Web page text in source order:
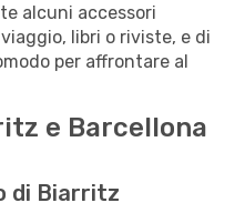
alcuni accessori
libri o riviste, e di
per affrontare al
e Barcellona
di Biarritz